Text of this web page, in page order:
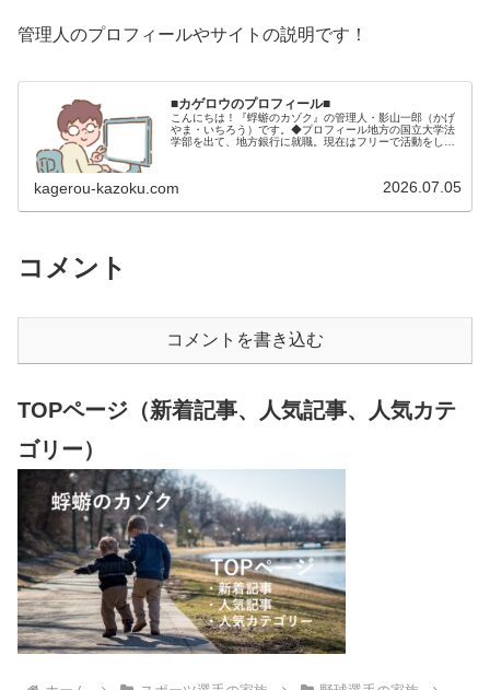
管理人のプロフィールやサイトの説明です！
■カゲロウのプロフィール■
こんにちは！『蜉蝣のカゾク』の管理人・影山一郎（かげ
やま・いちろう）です。◆プロフィール地方の国立大学法
学部を出て、地方銀行に就職。現在はフリーで活動をして
kagerou-kazoku.com 2026.07.05
コメント
コメントを書き込む
TOPページ（新着記事、人気記事、人気カテ
ゴリー）